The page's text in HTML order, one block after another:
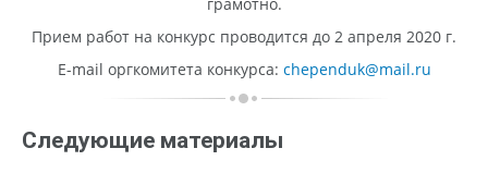
Прием работ на конкурс проводится до 2 апреля 2020 г.
E-mail оргкомитета конкурса: chependuk@mail.ru
Следующие материалы